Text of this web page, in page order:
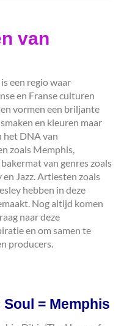
van
een regio waar
en Franse culturen
vormen een briljante
en kleuren maar
het DNA van
zoals Memphis,
van genres zoals
en Jazz. Artiesten zoals
hebben in deze
Nog altijd komen
naar deze
en om samen te
producers.
= Memphis